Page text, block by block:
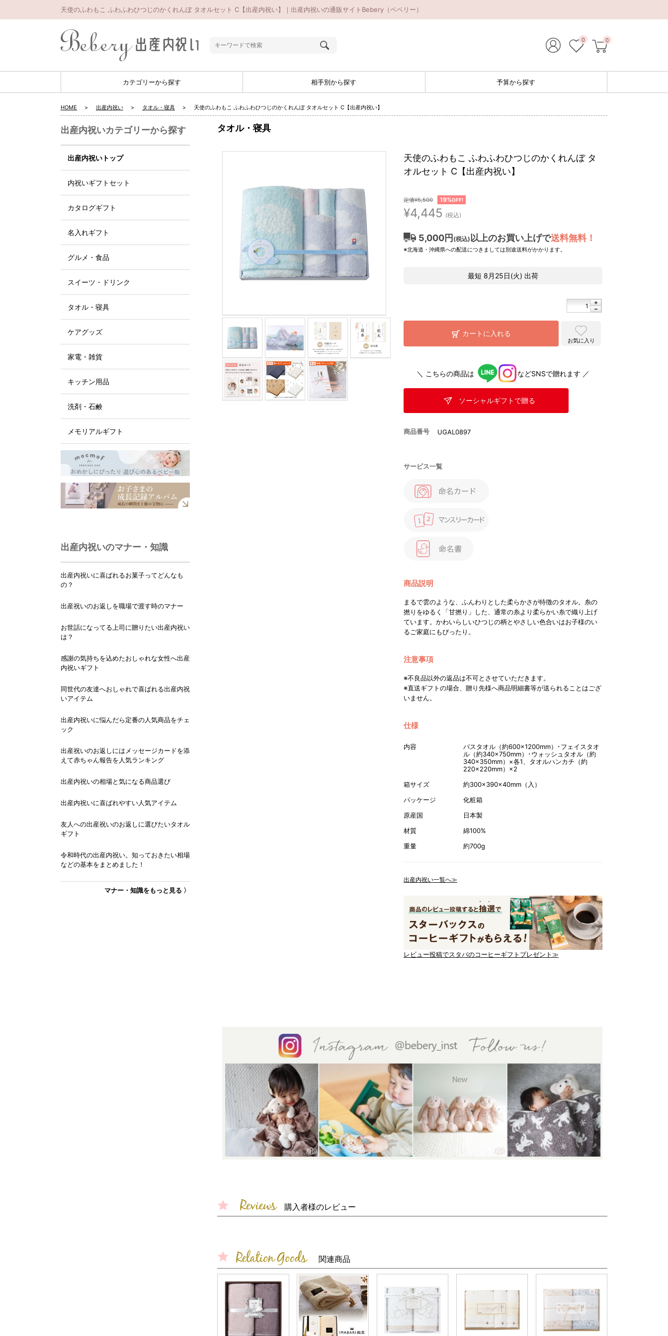
天使のふわもこ ふわふわひつじのかくれんぼ タオルセット C【出産内祝い】｜出産内祝いの通販サイトBebery（ベベリー）
0 0
カテゴリーから探す 相手別から探す 予算から探す
HOME 出産内祝い タオル・寝具 天使のふわもこ ふわふわひつじのかくれんぼ タオルセット C【出産内祝い】
タオル・寝具
天使のふわもこ ふわふわひつじのかくれんぼ タ
オルセット C【出産内祝い】
定価¥5,500 19%OFF!
¥4,445 (税込)
5,000円 (税込) 以上のお買い上げで送料無料！
※北海道・沖縄県への配送につきましては別途送料がかかります。
最短 8月25日(火) 出荷
カートに入れる
お気に入り
＼ こちらの商品は などSNSで贈れます ／
ソーシャルギフトで贈る
商品番号 UGAL0897
サービス一覧
商品説明
まるで雲のような、ふんわりとした柔らかさが特徴のタオル。糸の
撚りをゆるく「甘撚り」した、通常の糸より柔らかい糸で織り上げ
ています。かわいらしいひつじの柄とやさしい色合いはお子様のい
るご家庭にもぴったり。
注意事項
※不良品以外の返品は不可とさせていただきます。
※直送ギフトの場合、贈り先様へ商品明細書等が送られることはござ
いません。
仕様
内容
バスタオル（約600×1200mm）･フェイスタオ
ル（約340×750mm）･ウォッシュタオル（約
340×350mm）×各1、タオルハンカチ（約
220×220mm）×2
箱サイズ
約300×390×40mm（入）
パッケージ
化粧箱
原産国
日本製
材質
綿100%
重量
約700g
出産内祝い一覧へ≫
レビュー投稿でスタバのコーヒーギフトプレゼント≫
購入者様のレビュー
関連商品
出産内祝いカテゴリーから探す
出産内祝いトップ
内祝いギフトセット
カタログギフト
名入れギフト
グルメ・食品
スイーツ・ドリンク
タオル・寝具
ケアグッズ
家電・雑貨
キッチン用品
洗剤・石鹸
メモリアルギフト
出産内祝いのマナー・知識
出産内祝いに喜ばれるお菓子ってどんなも
の？
出産祝いのお返しを職場で渡す時のマナー
お世話になってる上司に贈りたい出産内祝い
は？
感謝の気持ちを込めたおしゃれな女性へ出産
内祝いギフト
同世代の友達へおしゃれで喜ばれる出産内祝
いアイテム
出産内祝いに悩んだら定番の人気商品をチェ
ック
出産祝いのお返しにはメッセージカードを添
えて赤ちゃん報告を人気ランキング
出産内祝いの相場と気になる商品選び
出産内祝いに喜ばれやすい人気アイテム
友人への出産祝いのお返しに選びたいタオル
ギフト
令和時代の出産内祝い。知っておきたい相場
などの基本をまとめました！
マナー・知識をもっと見る 〉